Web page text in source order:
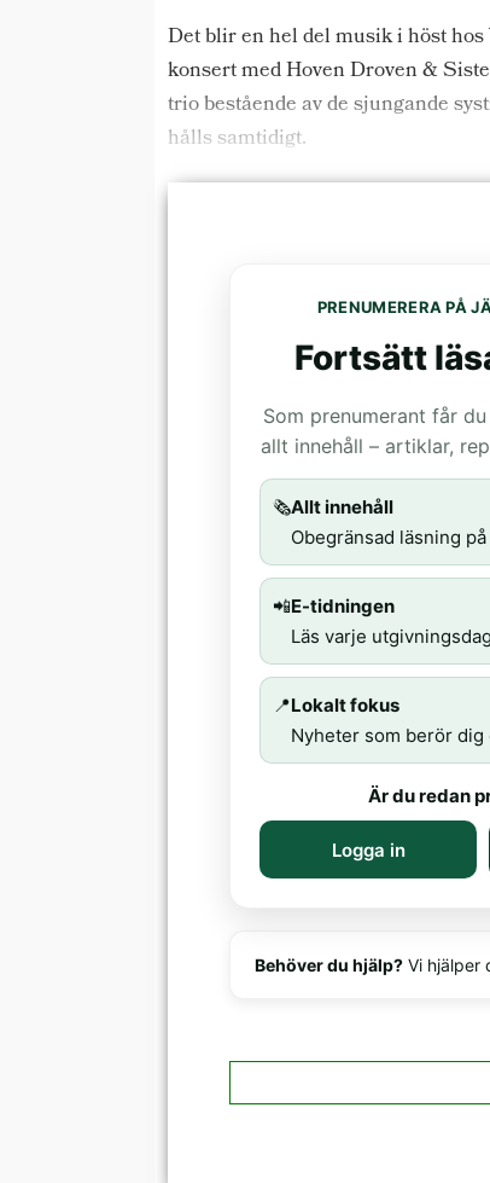
Det blir en hel del musik i höst
konsert med Hoven Droven &
trio bestående av de sjungande
hålls samtidigt.
PRENUMERERA PÅ
Fortsätt
Som prenumerant får
allt innehåll – artiklar,
🗞️Allt innehåll
Obegränsad läsning
📲E-tidningen
Läs varje
📍Lokalt fokus
Nyheter som berör dig
Är du redan
Logga in
Behöver du hjälp? Vi hjälper